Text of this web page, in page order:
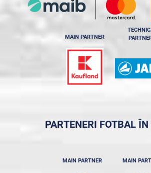
MAIN PARTNER
PARTENERI FOTBAL ÎN
MAIN PARTNER MAIN